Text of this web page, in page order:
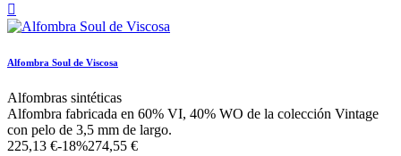

Alfombra Soul de Viscosa
Alfombras sintéticas
Alfombra fabricada en 60% VI, 40% WO de la colección Vintage
con pelo de 3,5 mm de largo.
225,13 €-18%274,55 €